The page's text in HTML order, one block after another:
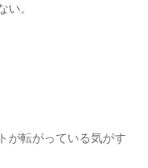
。
が転がっている気がす